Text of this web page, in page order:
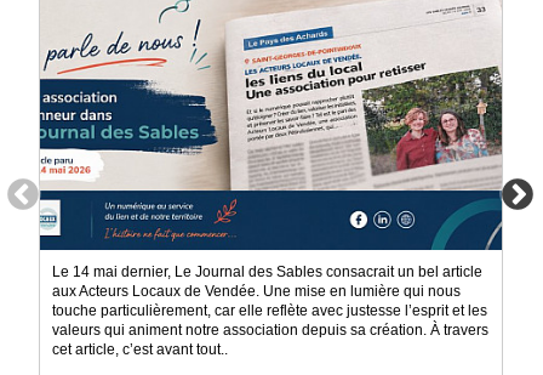
Le 14 mai dernier, Le Journal des Sables consacrait un bel article
aux Acteurs Locaux de Vendée. Une mise en lumière qui nous
touche particulièrement, car elle reflète avec justesse l’esprit et les
valeurs qui animent notre association depuis sa création. À travers
cet article, c’est avant tout..